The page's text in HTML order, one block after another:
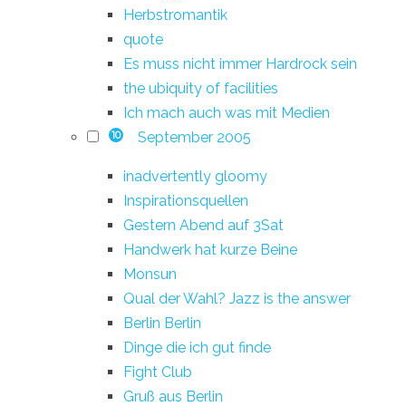
Herbstromantik
quote
Es muss nicht immer Hardrock sein
the ubiquity of facilities
Ich mach auch was mit Medien
10 September 2005
inadvertently gloomy
Inspirationsquellen
Gestern Abend auf 3Sat
Handwerk hat kurze Beine
Monsun
Qual der Wahl? Jazz is the answer
Berlin Berlin
Dinge die ich gut finde
Fight Club
Gruß aus Berlin